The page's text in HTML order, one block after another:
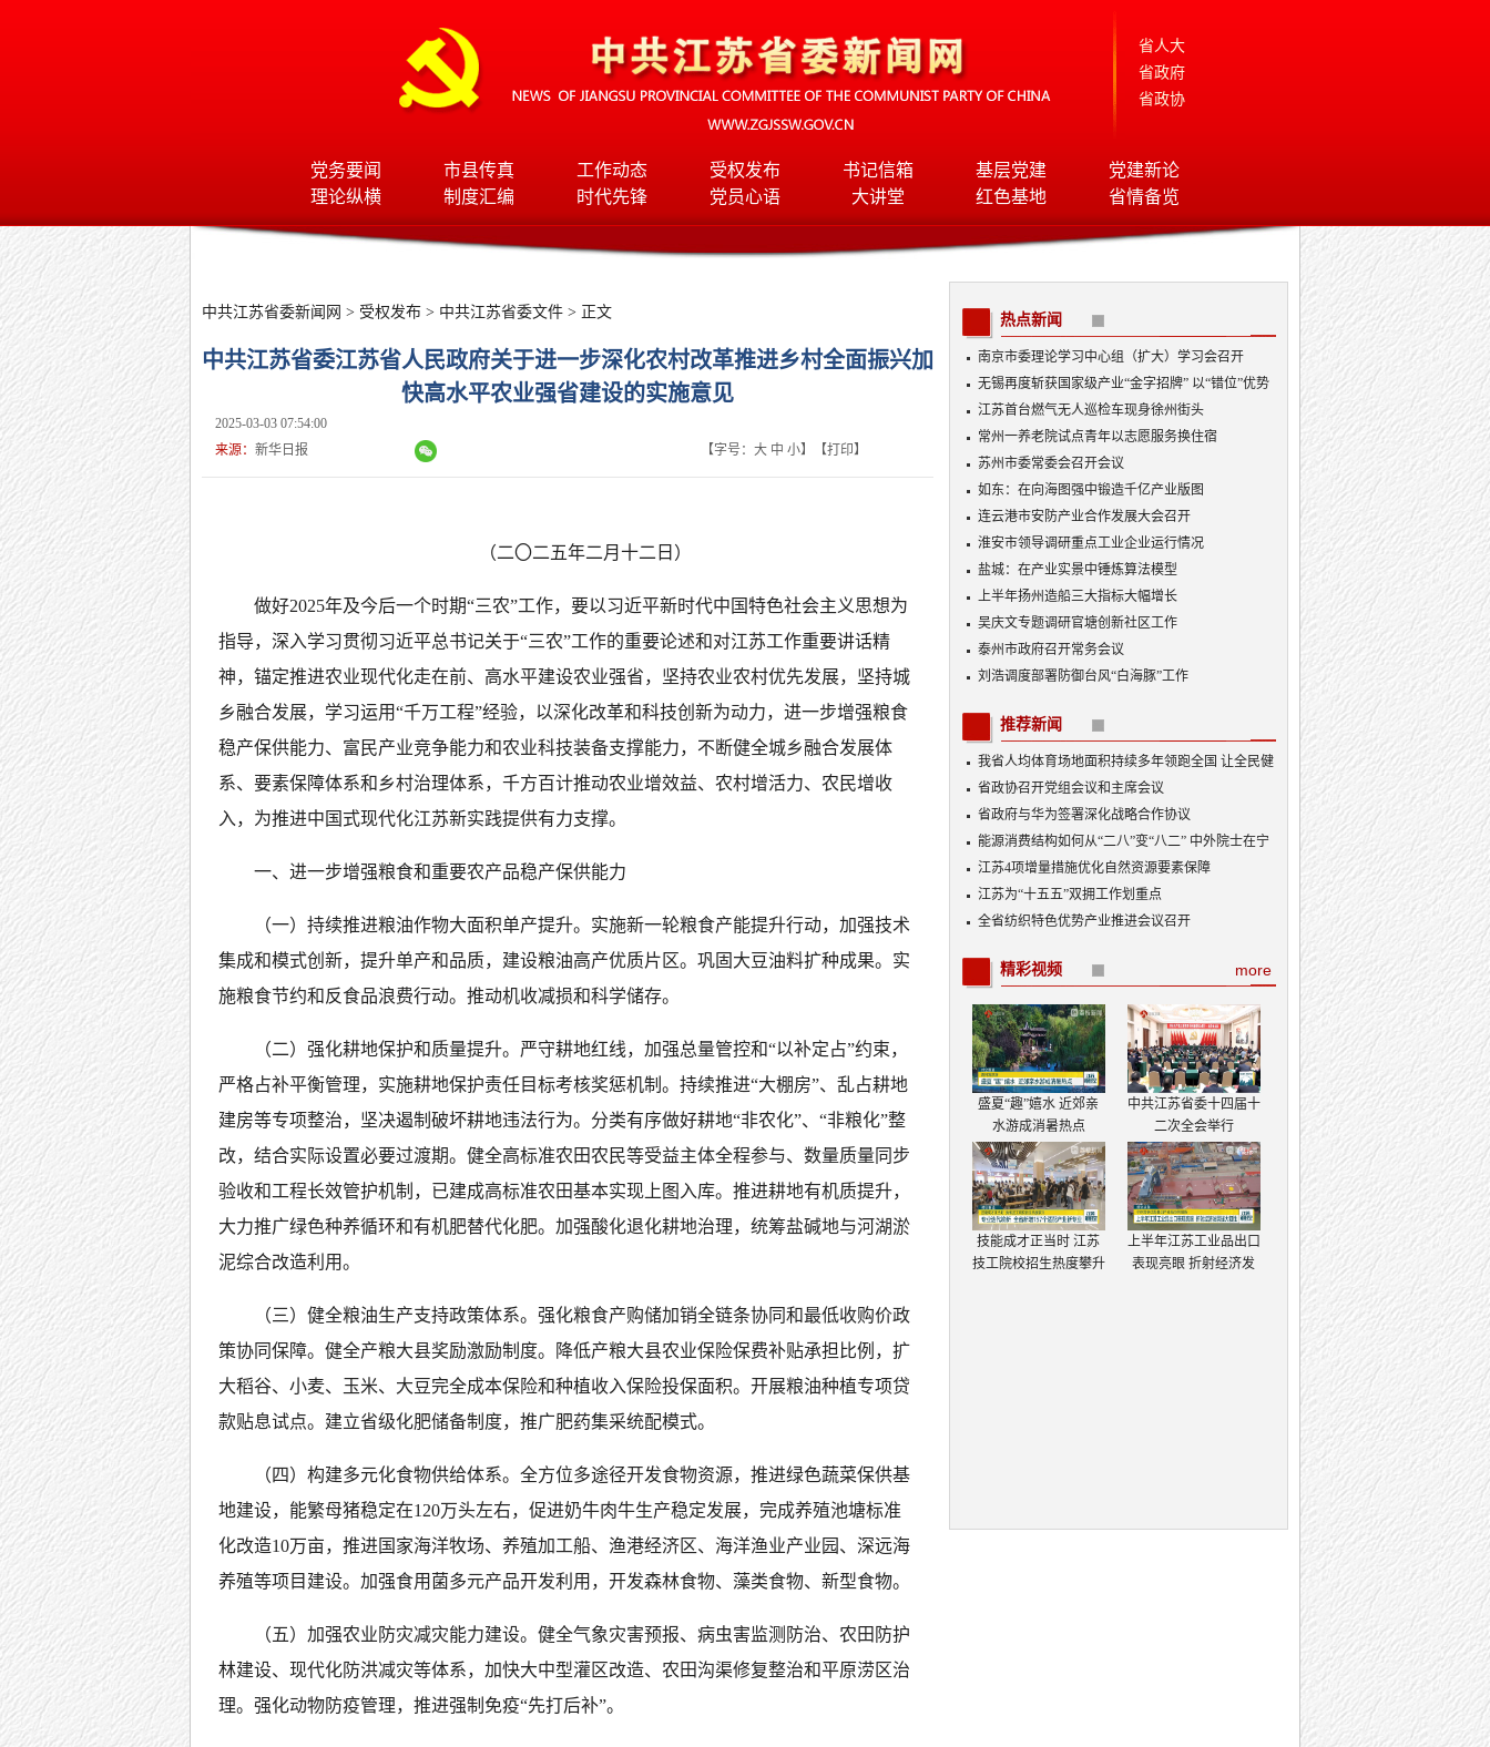
省人大
省政府
省政协
党务要闻 市县传真 工作动态 受权发布 书记信箱 基层党建
党建新论
理论纵横
制度汇编 时代先锋 党员心语 大讲堂 红色基地 省情备览
中共江苏省委新闻网 > 受权发布 > 中共江苏省委文件 > 正文
中共江苏省委江苏省人民政府关于进一步深化农村改革推进乡村全面振兴加
快高水平农业强省建设的实施意见
2025-03-03 07:54:00
来源： 新华日报 【字号： 大 中 小】【打印】
（二〇二五年二月十二日）
做好2025年及今后一个时期“三农”工作，要以习近平新时代中国特色社会主义思想为
指导，深入学习贯彻习近平总书记关于“三农”工作的重要论述和对江苏工作重要讲话精
神，锚定推进农业现代化走在前、高水平建设农业强省，坚持农业农村优先发展，坚持城
乡融合发展，学习运用“千万工程”经验，以深化改革和科技创新为动力，进一步增强粮食
稳产保供能力、富民产业竞争能力和农业科技装备支撑能力，不断健全城乡融合发展体
系、要素保障体系和乡村治理体系，千方百计推动农业增效益、农村增活力、农民增收
入，为推进中国式现代化江苏新实践提供有力支撑。
一、进一步增强粮食和重要农产品稳产保供能力
（一）持续推进粮油作物大面积单产提升。实施新一轮粮食产能提升行动，加强技术
集成和模式创新，提升单产和品质，建设粮油高产优质片区。巩固大豆油料扩种成果。实
施粮食节约和反食品浪费行动。推动机收减损和科学储存。
（二）强化耕地保护和质量提升。严守耕地红线，加强总量管控和“以补定占”约束，
严格占补平衡管理，实施耕地保护责任目标考核奖惩机制。持续推进“大棚房”、乱占耕地
建房等专项整治，坚决遏制破坏耕地违法行为。分类有序做好耕地“非农化”、“非粮化”整
改，结合实际设置必要过渡期。健全高标准农田农民等受益主体全程参与、数量质量同步
验收和工程长效管护机制，已建成高标准农田基本实现上图入库。推进耕地有机质提升，
大力推广绿色种养循环和有机肥替代化肥。加强酸化退化耕地治理，统筹盐碱地与河湖淤
泥综合改造利用。
（三）健全粮油生产支持政策体系。强化粮食产购储加销全链条协同和最低收购价政
策协同保障。健全产粮大县奖励激励制度。降低产粮大县农业保险保费补贴承担比例，扩
大稻谷、小麦、玉米、大豆完全成本保险和种植收入保险投保面积。开展粮油种植专项贷
款贴息试点。建立省级化肥储备制度，推广肥药集采统配模式。
（四）构建多元化食物供给体系。全方位多途径开发食物资源，推进绿色蔬菜保供基
地建设，能繁母猪稳定在120万头左右，促进奶牛肉牛生产稳定发展，完成养殖池塘标准
化改造10万亩，推进国家海洋牧场、养殖加工船、渔港经济区、海洋渔业产业园、深远海
养殖等项目建设。加强食用菌多元产品开发利用，开发森林食物、藻类食物、新型食物。
（五）加强农业防灾减灾能力建设。健全气象灾害预报、病虫害监测防治、农田防护
林建设、现代化防洪减灾等体系，加快大中型灌区改造、农田沟渠修复整治和平原涝区治
理。强化动物防疫管理，推进强制免疫“先打后补”。
热点新闻
南京市委理论学习中心组（扩大）学习会召开
无锡再度斩获国家级产业“金字招牌” 以“错位”优势
入局AI顶层赛道
江苏首台燃气无人巡检车现身徐州街头
常州一养老院试点青年以志愿服务换住宿
苏州市委常委会召开会议
如东：在向海图强中锻造千亿产业版图
连云港市安防产业合作发展大会召开
淮安市领导调研重点工业企业运行情况
盐城：在产业实景中锤炼算法模型
上半年扬州造船三大指标大幅增长
吴庆文专题调研官塘创新社区工作
泰州市政府召开常务会议
刘浩调度部署防御台风“白海豚”工作
推荐新闻
我省人均体育场地面积持续多年领跑全国 让全民健
身融入日常成为风尚
省政协召开党组会议和主席会议
省政府与华为签署深化战略合作协议
能源消费结构如何从“二八”变“八二” 中外院士在宁
探讨新型能源体系建设
江苏4项增量措施优化自然资源要素保障
江苏为“十五五”双拥工作划重点
全省纺织特色优势产业推进会议召开
more
精彩视频
盛夏“趣”嬉水 近郊亲
水游成消暑热点
中共江苏省委十四届十
二次全会举行
技能成才正当时 江苏
技工院校招生热度攀升
上半年江苏工业品出口
表现亮眼 折射经济发